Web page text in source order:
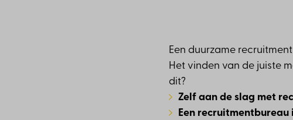
Een duurzame
Het vinden van de juiste
dit?
Zelf aan de slag met
Een recruitmentbureau